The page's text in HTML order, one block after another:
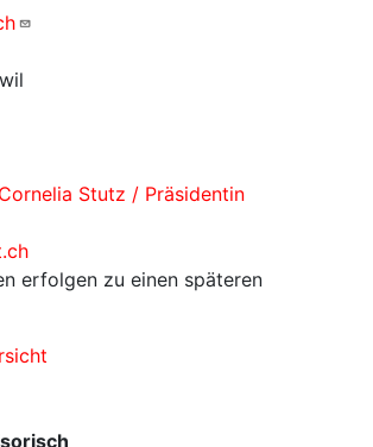
Stutz / Präsidentin
erfolgen zu einen späteren